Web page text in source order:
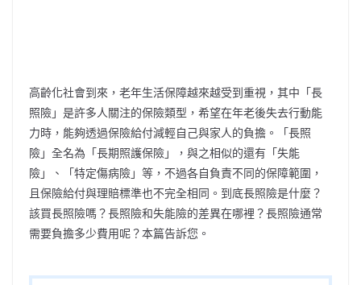
高齡化社會到來，老年生活保障越來越受到重視，其中「長
照險」是許多人關注的保險類型，希望在年老後失去行動能
力時，能夠透過保險給付減輕自己與家人的負擔。「長照
險」全名為「長期照護保險」，與之相似的還有「失能
險」、「特定傷病險」等，不過各自負責不同的保障範圍，
且保險給付與理賠標準也不完全相同。到底長照險是什麼？
該買長照險嗎？長照險和失能險的差異在哪裡？長照險通常
需要負擔多少費用呢？本篇告訴您。